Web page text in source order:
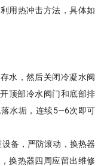
用热冲击方法，具体如
，然后关闭冷凝水阀
顶部冷水阀门和底部排
水垢，连续5—6次即可
备，严防滚动，换热器
换热器四周应留出维修